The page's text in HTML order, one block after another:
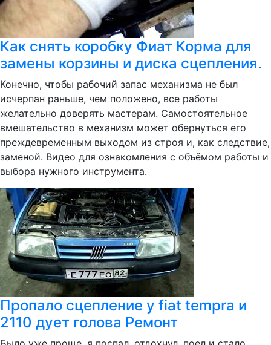
Как снять коробку Фиат Корма для
замены корзины и диска сцепления.
Конечно, чтобы рабочий запас механизма не был
исчерпан раньше, чем положено, все работы
желательно доверять мастерам. Самостоятельное
вмешательство в механизм может обернуться его
преждевременным выходом из строя и, как следствие,
заменой. Видео для ознакомления с объёмом работы и
выбора нужного инструмента.
Пропало сцепление у fiat tempra и
2110 дует голова Ремонт